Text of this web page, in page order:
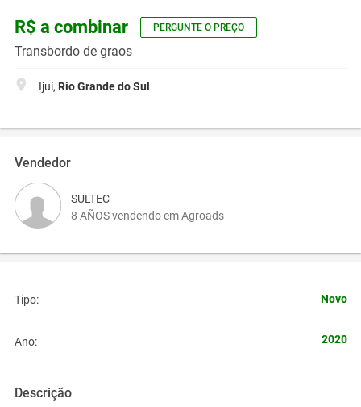
R$ a combinar PERGUNTE O PREÇO
Transbordo de graos
Ijuí, Rio Grande do Sul
Vendedor
SULTEC
8 AÑOS vendendo em Agroads
Tipo: Novo
Ano: 2020
Descrição